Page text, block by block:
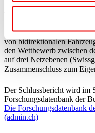
Autos in der Schweiz. Er
Technologie Lastspitzen im
Standorte mit Solaranlagen
können. Zudem wollte
von bidirektionalen
den Wettbewerb zwischen
auf drei Netzebenen
Zusammenschluss zum
Der Schlussbericht wird im
Forschungsdatenbank der
Die Forschungsdatenbank
(admin.ch)